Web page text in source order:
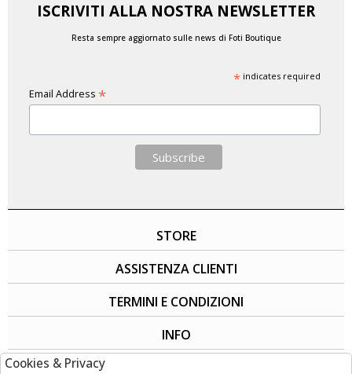
ISCRIVITI ALLA NOSTRA NEWSLETTER
Resta sempre aggiornato sulle news di Foti Boutique
*indicates required
Email Address *
STORE
ASSISTENZA CLIENTI
TERMINI E CONDIZIONI
INFO
Cookies & Privacy